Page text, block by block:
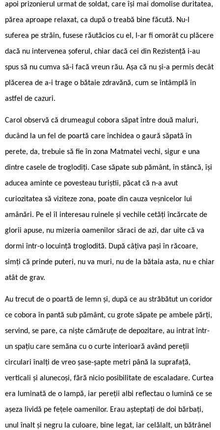
apoi prizonierul urmat de soldat, care își mai domolise duritatea,
părea aproape relaxat, ca după o treabă bine făcută. Nu-l
suferea pe străin, fusese răutăcios cu el, l-ar fi omorât cu plăcere
dacă nu intervenea șoferul, chiar dacă cei din Rezistență i-au
spus să nu cumva să-i facă vreun rău. Așa că nu și-a permis decât
plăcerea de a-i trage o bătaie zdravănă, cum se întâmplă în
astfel de cazuri.
Carol observă că drumeagul cobora săpat între două maluri,
ducând la un fel de poartă care închidea o gaură săpată în
perete, da, trebuie să fie în zona Matmatei vechi, sigur e una
dintre casele de troglodiți. Case săpate sub pământ, în stâncă, își
aducea aminte ce povesteau turiștii, păcat că n-a avut
curiozitatea să viziteze zona, poate din cauza veșnicelor lui
amânări. Pe el îl interesau ruinele și vechile cetăți încărcate de
glorii apuse, nu mizeria oamenilor săraci de azi, dar uite că va
dormi într-o locuință troglodită. După câțiva pași în răcoare,
simți că prinde puteri, nu va muri, nu de la bătaia asta, nu e chiar
atât de grav.
Au trecut de o poartă de lemn și, după ce au străbătut un coridor
ce cobora în pantă sub pământ, cu grote săpate pe ambele părți,
servind, se pare, ca niște cămăruțe de depozitare, au intrat într-
un spațiu care semăna cu o curte interioară având pereții
circulari înalți de vreo șase-șapte metri până la suprafață,
verticali și alunecoși, fără nicio posibilitate de escaladare. Curtea
era luminată de o lampă, iar pereții albi reflectau o lumină ce se
așeza lividă pe fețele oamenilor. Erau așteptați de doi bărbați,
unul înalt și negru la culoare, bine legat, iar celălalt, un bătrânel